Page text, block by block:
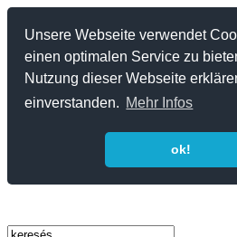
Unsere Webseite verwendet
einen optimalen Service zu
Nutzung dieser Webseite
einverstanden. Mehr Infos
ok!